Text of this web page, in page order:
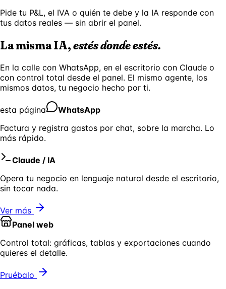
Pide tu P&L, el IVA o quién te debe y la IA responde con
tus datos reales — sin abrir el panel.
La misma IA,estés donde estés.
En la calle con WhatsApp, en el escritorio con Claude o
con control total desde el panel. El mismo agente, los
mismos datos, tu negocio hecho por ti.
esta página
WhatsApp
Factura y registra gastos por chat, sobre la marcha. Lo
más rápido.
Claude / IA
Opera tu negocio en lenguaje natural desde el escritorio,
sin tocar nada.
Ver más
Panel web
Control total: gráficas, tablas y exportaciones cuando
quieres el detalle.
Pruébalo